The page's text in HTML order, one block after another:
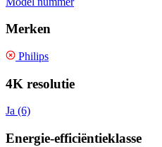
Merken
Philips
4K resolutie
Ja (6)
Energie-efficiëntieklasse